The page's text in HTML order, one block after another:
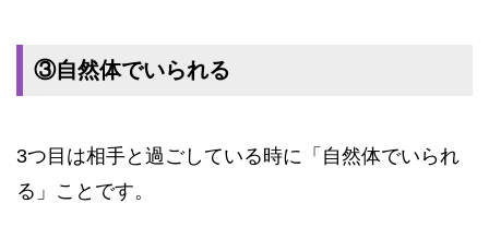
③自然体でいられる
3つ目は相手と過ごしている時に「自然体でいられ
る」ことです。